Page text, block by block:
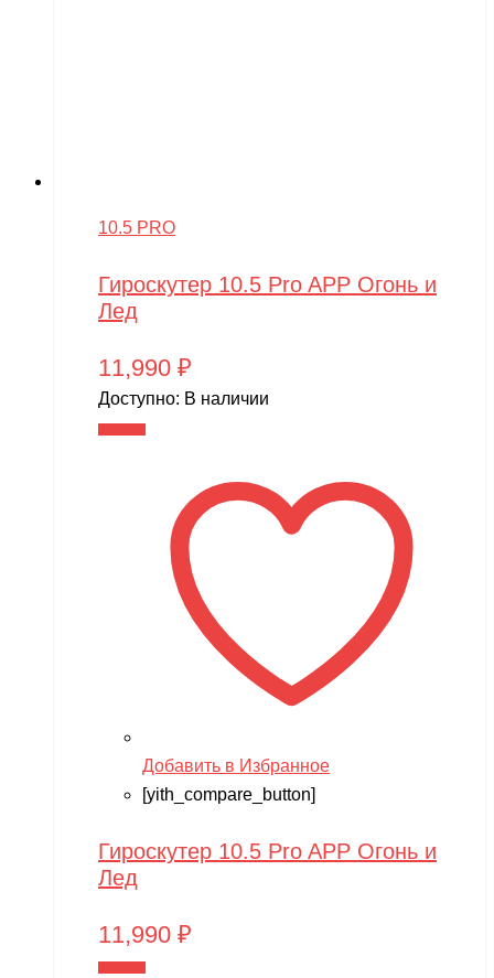
10.5 PRO
Гироскутер 10.5 Pro APP Огонь и
Лед
11,990 ₽
Доступно: В наличии
Добавить в Избранное
[yith_compare_button]
Гироскутер 10.5 Pro APP Огонь и
Лед
11,990 ₽